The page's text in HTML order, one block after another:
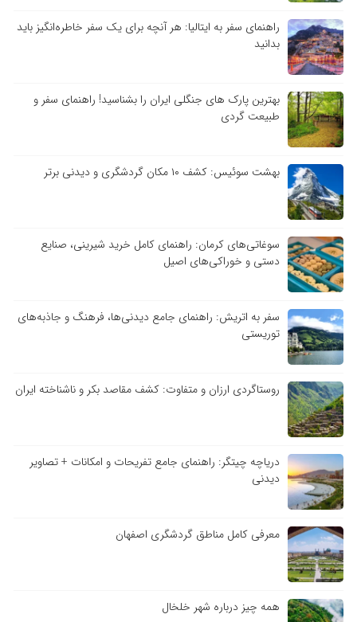
راهنمای سفر به ایتالیا: هر آنچه برای یک سفر خاطره‌انگیز باید
بدانید
بهترین پارک های جنگلی ایران را بشناسید! راهنمای سفر و
طبیعت گردی
بهشت سوئیس: کشف ۱۰ مکان گردشگری و دیدنی برتر
سوغاتی‌های کرمان: راهنمای کامل خرید شیرینی، صنایع
دستی و خوراکی‌های اصیل
سفر به اتریش: راهنمای جامع دیدنی‌ها، فرهنگ و جاذبه‌های
توریستی
روستاگردی ارزان و متفاوت: کشف مقاصد بکر و ناشناخته ایران
دریاچه چیتگر: راهنمای جامع تفریحات و امکانات + تصاویر
دیدنی
معرفی کامل مناطق گردشگری اصفهان
همه چیز درباره شهر خلخال